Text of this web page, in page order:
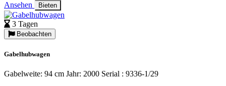
Ansehen Bieten
3 Tagen
Beobachten
Gabelhubwagen
Gabelweite: 94 cm Jahr: 2000 Serial : 9336-1/29